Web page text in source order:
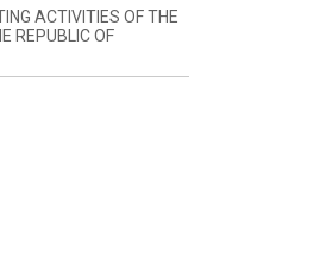
AND BUDGET
AND SECURITY
ACTIVITIES OF THE
REPUBLIC OF